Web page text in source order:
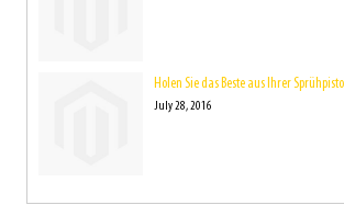
Holen Sie das Beste aus Ihrer
July 28, 2016